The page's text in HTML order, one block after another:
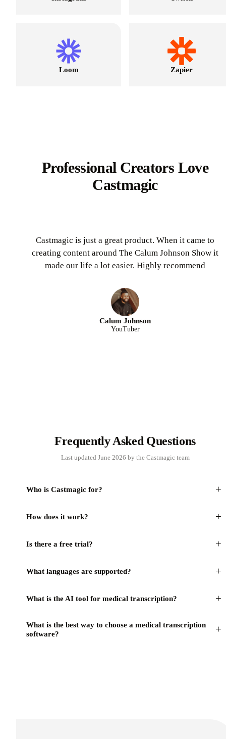
Loom Zapier
Professional Creators Love
Castmagic
Castmagic is just a great product. When it came to
creating content around The Calum Johnson Show it
made our life a lot easier. Highly recommend
Calum Johnson
YouTuber
Frequently Asked Questions
Last updated June 2026 by the Castmagic team
Who is Castmagic for? +
How does it work? +
Is there a free trial? +
What languages are supported? +
What is the AI tool for medical transcription? +
What is the best way to choose a medical transcription
software?
+